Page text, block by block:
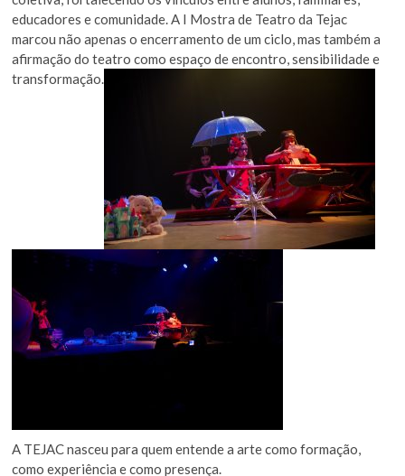
educadores e comunidade. A I Mostra de Teatro da Tejac
marcou não apenas o encerramento de um ciclo, mas também a
afirmação do teatro como espaço de encontro, sensibilidade e
transformação.
A TEJAC nasceu para quem entende a arte como formação,
como experiência e como presença.